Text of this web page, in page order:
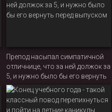
Препод насыпал симпатичной
отличнице, что за ней должок за
5, и нужно было бы его вернуть
перед выпуском